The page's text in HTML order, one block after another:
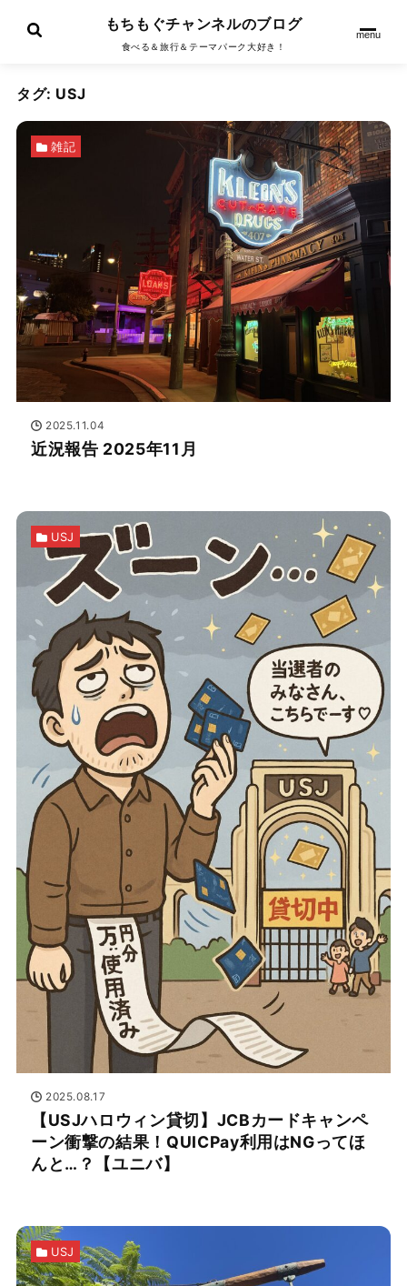
もちもぐチャンネルのブログ
食べる＆旅行＆テーマパーク大好き！
menu
タグ: USJ
2025.11.04
近況報告 2025年11月
雑記
2025.08.17
【USJハロウィン貸切】JCBカードキャンペ
ーン衝撃の結果！QUICPay利用はNGってほ
んと…？【ユニバ】
USJ
USJ